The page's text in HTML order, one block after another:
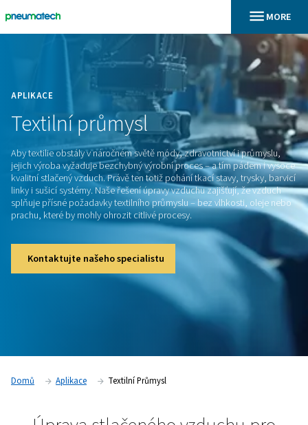
APLIKACE
Textilníprůmysl
Aby textilie obstály v náročném světě módy, zdravotnictví i
jejich výroba vyžaduje bezchybný výrobní proces – a tím
kvalitní stlačený vzduch. Právě ten totiž pohání tkací stavy,
linky i sušicí systémy. Naše řešení úpravy vzduchu zajišťují,
splňuje přísné požadavky textilního průmyslu – bez
prachu, které by mohly ohrozit citlivé procesy.
Kontaktujte našeho specialistu